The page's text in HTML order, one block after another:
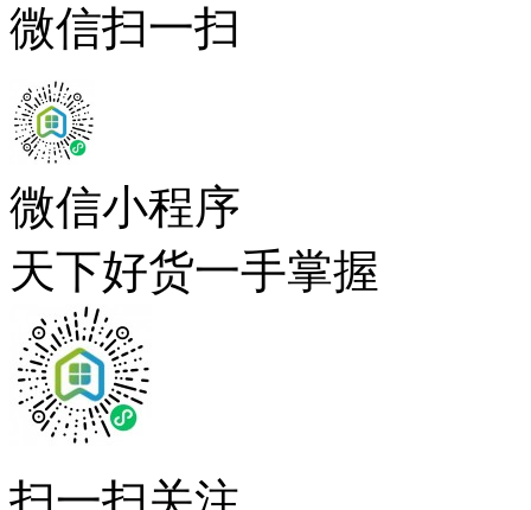
微信扫一扫
微信小程序
天下好货一手掌握